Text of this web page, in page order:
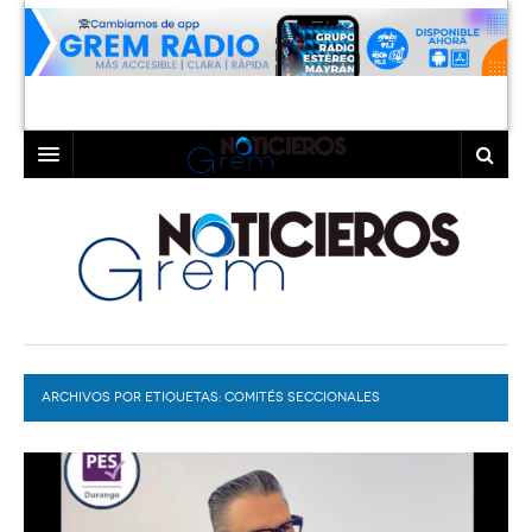
LAGUNA
TORREÓN
GÓMEZ PALACIO
LERDO
COAHUILA
DURANGO
DEPORTES
EXA
COLABORADORES
ARCHIVOS POR ETIQUETAS: COMITÉS SECCIONALES